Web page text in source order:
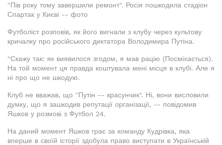
"Пів року тому завершили ремонт". Росія пошкодила стадіон
Спартак у Києві -- фото
Футболіст розповів, як його вигнали з клубу через культову
кричалку про російського диктатора Володимира Путіна.
"Скажу так: як виявилося згодом, я мав рацію (Посміхається).
На той момент ця правда коштувала мені місця в клубі. Але я
ні про що не шкодую.
Клуб не вважав, що "Путін -- красунчик". Ні, вони висловили
думку, що я зашкодив репутації організації, -- повідомив
Яшков у розмові з Футбол 24.
На даний момент Яшков грає за команду Кудрівка, яка
вперше в своїй історії здобула право виступати в Українській